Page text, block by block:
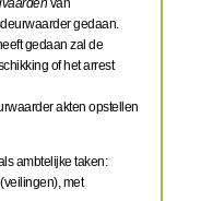
van
gedaan.
gedaan zal de
of het arrest
akten opstellen
ambtelijke taken:
met